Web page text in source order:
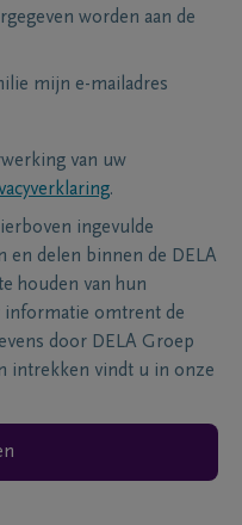
worden aan de
mijn e-mailadres
van uw
.
ingevulde
en delen binnen de DELA
houden van hun
informatie omtrent de
door DELA Groep
intrekken vindt u in onze